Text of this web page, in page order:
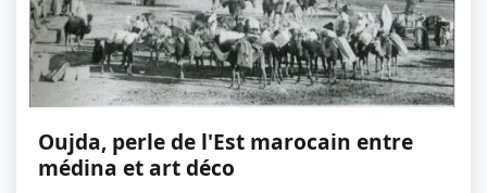
Oujda, perle de l'Est marocain entre
médina et art déco